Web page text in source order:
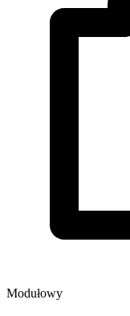
Modułowy